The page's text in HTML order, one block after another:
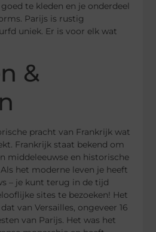
te kleden en je onderdeel
Parijs is rustig
uniek. Er is voor elk wat
&
pracht van Frankrijk wat
Frankrijk staat bekend om
middeleeuwse en historische
het moderne leven je heeft
– je kunt terug in de tijd
sites te bezoeken! Het
van Versailles, ongeveer 16
van Parijs. Het was het